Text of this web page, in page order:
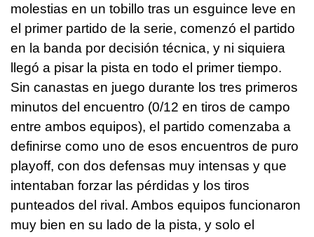
molestias en un tobillo tras un esguince leve en
el primer partido de la serie, comenzó el partido
en la banda por decisión técnica, y ni siquiera
llegó a pisar la pista en todo el primer tiempo.
Sin canastas en juego durante los tres primeros
minutos del encuentro (0/12 en tiros de campo
entre ambos equipos), el partido comenzaba a
definirse como uno de esos encuentros de puro
playoff, con dos defensas muy intensas y que
intentaban forzar las pérdidas y los tiros
punteados del rival. Ambos equipos funcionaron
muy bien en su lado de la pista, y solo el